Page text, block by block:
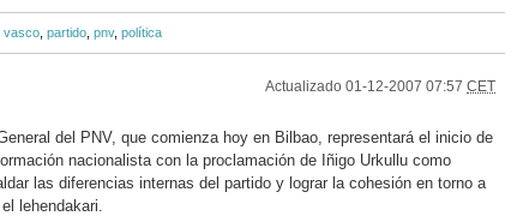
vasco partido pnv, política
Actualizado 01-12-2007 07:57 CET
del PNV, que comienza hoy en Bilbao, representará el inicio de
nacionalista con la proclamación de Iñigo Urkullu como
las diferencias internas del partido y lograr la cohesión en torno a
lehendakari.